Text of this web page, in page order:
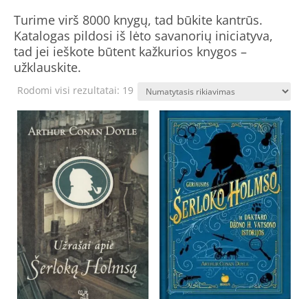
Turime virš 8000 knygų, tad būkite kantrūs.
Katalogas pildosi iš lėto savanorių iniciatyva,
tad jei ieškote būtent kažkurios knygos –
užklauskite.
Rodomi visi rezultatai: 19